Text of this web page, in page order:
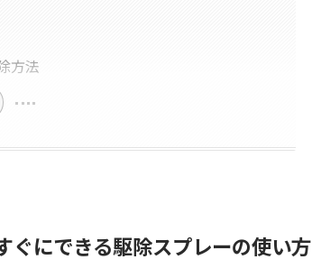
方法
ぐにできる駆除スプレーの使い方